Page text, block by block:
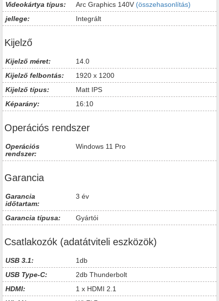
Videokártya típus:
Arc Graphics 140V (összehasonlítás)
jellege:
Integrált
Kijelző
Kijelző méret:
14.0
Kijelző felbontás:
1920 x 1200
Kijelző típus:
Matt IPS
Képarány:
16:10
Operációs rendszer
Operációs
rendszer:
Windows 11 Pro
Garancia
Garancia
időtartam:
3 év
Garancia típusa: Gyártói
Csatlakozók (adatátviteli eszközök)
USB 3.1:
1db
USB Type-C:
2db Thunderbolt
HDMI:
1 x HDMI 2.1